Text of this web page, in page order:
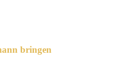
bringen